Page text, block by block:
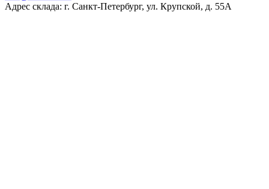
Адрес склада: г. Санкт-Петербург, ул. Крупской, д. 55А